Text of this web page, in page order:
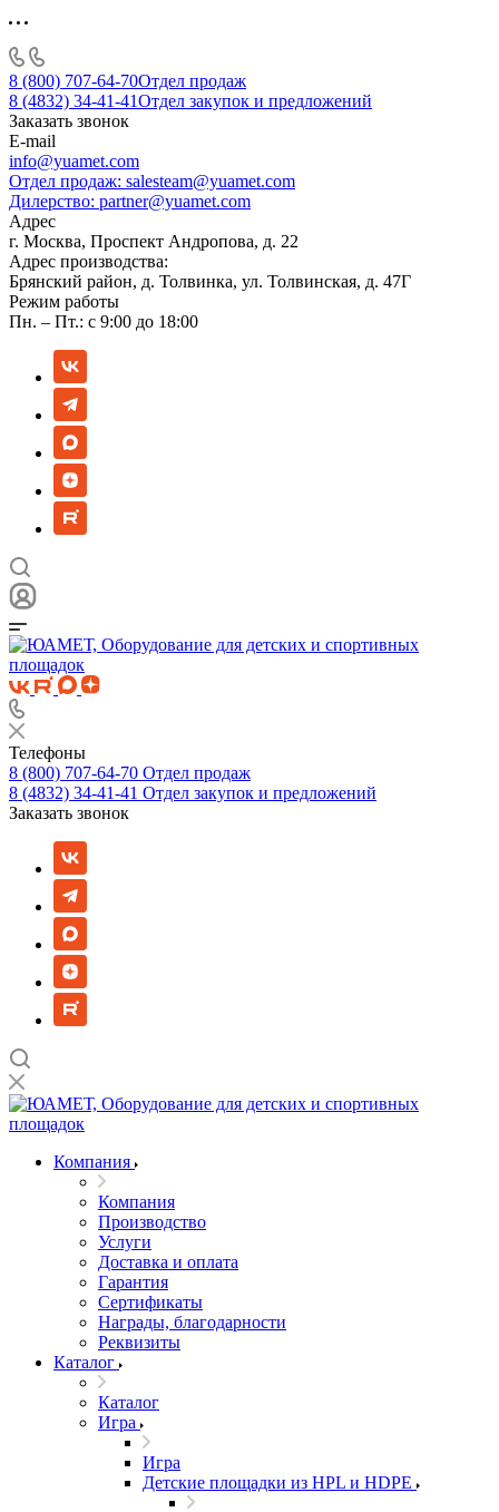
8 (800) 707-64-70Отдел продаж
8 (4832) 34-41-41Отдел закупок и предложений
Заказать звонок
E-mail
info@yuamet.com
Отдел продаж: salesteam@yuamet.com
Дилерство: partner@yuamet.com
Адрес
г. Москва, Проспект Андропова, д. 22
Адрес производства:
Брянский район, д. Толвинка, ул. Толвинская, д. 47Г
Режим работы
Пн. – Пт.: с 9:00 до 18:00
Телефоны
8 (800) 707-64-70 Отдел продаж
8 (4832) 34-41-41 Отдел закупок и предложений
Заказать звонок
Компания
Компания
Производство
Услуги
Доставка и оплата
Гарантия
Сертификаты
Награды, благодарности
Реквизиты
Каталог
Каталог
Игра
Игра
Детские площадки из HPL и HDPE